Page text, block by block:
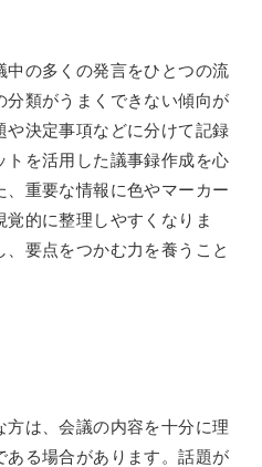
の多くの発言をひとつの流
分類がうまくできない傾向が
や決定事項などに分けて記録
を活用した議事録作成を心
重要な情報に色やマーカー
的に整理しやすくなりま
要点をつかむ力を養うこと
は、会議の内容を十分に理
る場合があります。話題が